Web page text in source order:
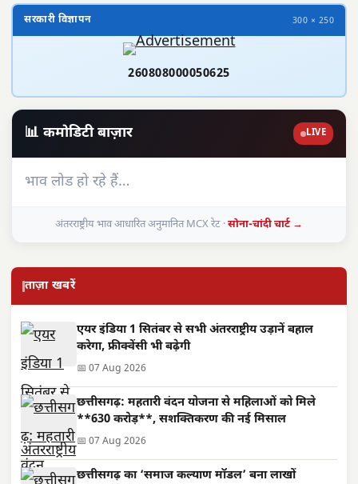
सरकारी विज्ञापन 300 × 250
260808000050625
📊 कमोडिटी बाज़ार LIVE
भाव लोड हो रहे हैं…
अंतरराष्ट्रीय भाव आधारित अनुमानित MCX रेट ·सोना-चांदी चार्ट →
ताज़ा खबरें
एयर इंडिया 1 सितंबर से सभी अंतरराष्ट्रीय उड़ानें बहाल
करेगा, फ्रीक्वेंसी भी बढ़ेगी
📅 07 Aug 2026
छत्तीसगढ़: महतारी वंदन योजना से महिलाओं को मिले
**630 करोड़**, सशक्तिकरण की नई मिसाल
📅 07 Aug 2026
छत्तीसगढ़ का ‘समाज कल्याण मॉडल’ बना लाखों